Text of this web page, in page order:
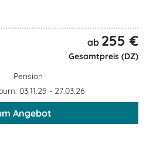
ab 255 €
Gesamtpreis (DZ)
Pension
03.11.25 - 27.03.26
Angebot